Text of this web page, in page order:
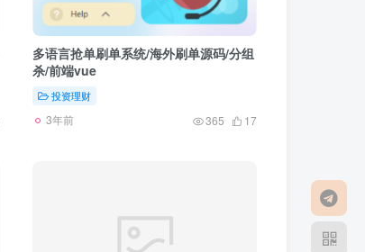
多语言抢单刷单系统/海外刷单源码/分组
杀/前端vue
投资理财
3年前 365 17